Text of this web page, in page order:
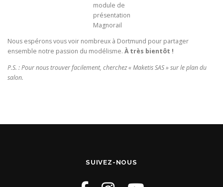
module de
présentation
Magnorail
Nous espérons vous voir nombreux à Dortmund pour partager
ensemble notre passion du modélisme. À très bientôt !
P.S. : Pour nous trouver facilement, cherchez « Maketis SAS » sur le plan du
salon.
SUIVEZ-NOUS